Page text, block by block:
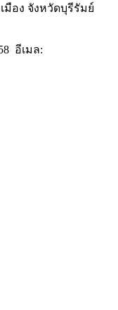
มือง จังหวัดบุรีรัมย์
อีเมล: